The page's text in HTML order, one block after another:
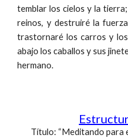
temblar los cielos y la tierra;
reinos, y destruiré la
trastornaré los carros y
abajo los caballos y sus
hermano.
Título: “Meditando para